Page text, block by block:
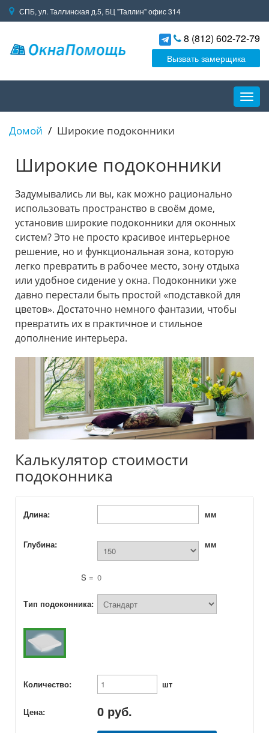
СПБ, ул. Таллинская д.5, БЦ "Таллин" офис 314
8 (812) 602-72-79
Вызвать замерщика
Домой Широкие подоконники
Широкие подоконники
Задумывались ли вы, как можно рационально
использовать пространство в своём доме,
установив широкие подоконники для оконных
систем? Это не просто красивое интерьерное
решение, но и функциональная зона, которую
легко превратить в рабочее место, зону отдыха
или удобное сидение у окна. Подоконники уже
давно перестали быть простой «подставкой для
цветов». Достаточно немного фантазии, чтобы
превратить их в практичное и стильное
дополнение интерьера.
Калькулятор стоимости
подоконника
Длина: мм
Глубина: мм
S = 0
Тип подоконника:
Количество: шт
Цена: 0 руб.